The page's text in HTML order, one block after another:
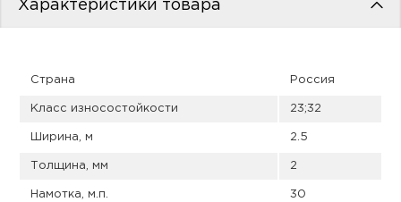
Характеристики товара
Страна Россия
Класс износостойкости 23;32
Ширина, м 2.5
Толщина, мм 2
Намотка, м.п. 30